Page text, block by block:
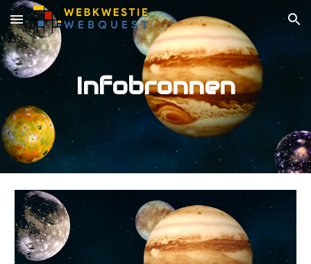
Skip to main content Skip to navigation
Infobronnen